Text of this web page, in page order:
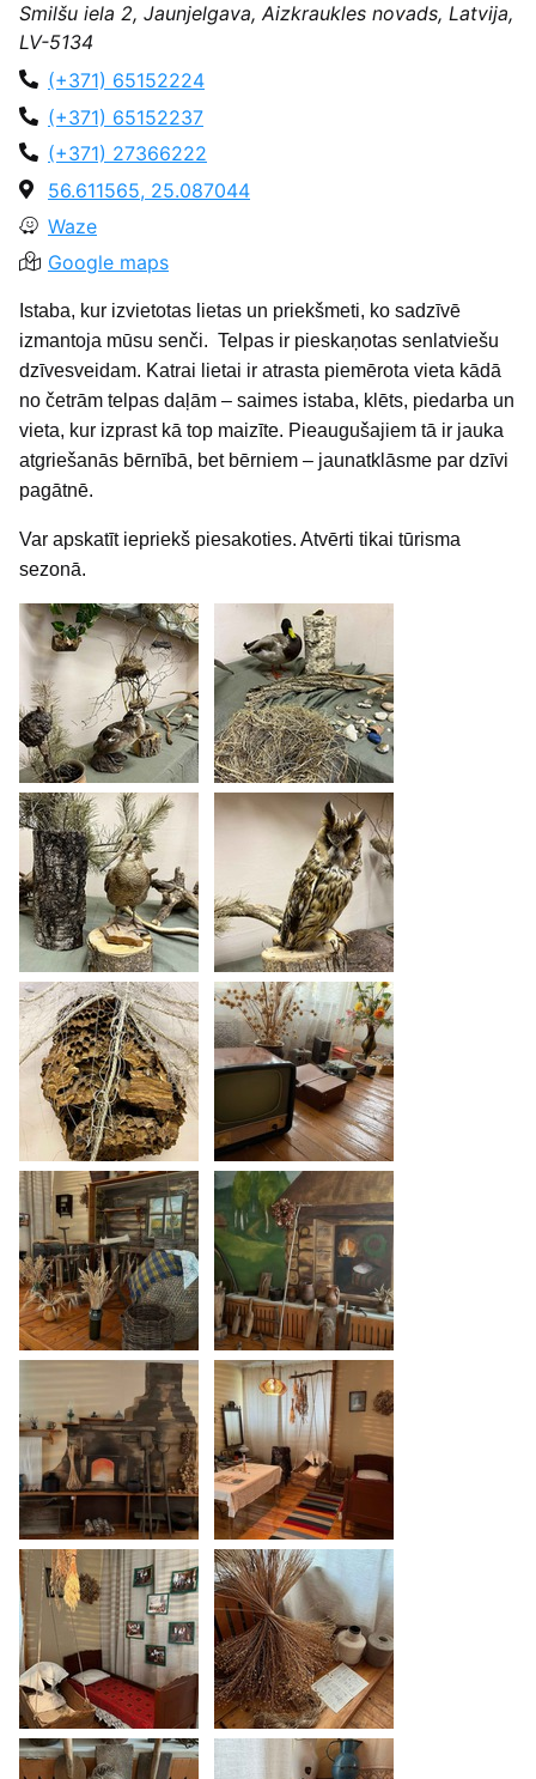
Smilšu iela 2, Jaunjelgava, Aizkraukles novads, Latvija,
LV-5134
(+371) 65152224
(+371) 65152237
(+371) 27366222
56.611565, 25.087044
Waze
Google maps
Istaba, kur izvietotas lietas un priekšmeti, ko sadzīvē
izmantoja mūsu senči. Telpas ir pieskaņotas senlatviešu
dzīvesveidam. Katrai lietai ir atrasta piemērota vieta kādā
no četrām telpas daļām – saimes istaba, klēts, piedarba un
vieta, kur izprast kā top maizīte. Pieaugušajiem tā ir jauka
atgriešanās bērnībā, bet bērniem – jaunatklāsme par dzīvi
pagātnē.
Var apskatīt iepriekš piesakoties. Atvērti tikai tūrisma
sezonā.